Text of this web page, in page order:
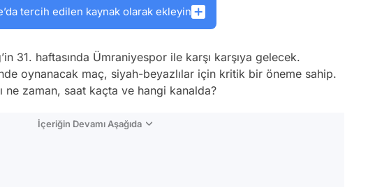
tercih edilen kaynak olarak ekleyin
31. haftasında Ümraniyespor ile karşı karşıya gelecek.
oynanacak maç, siyah-beyazlılar için kritik bir öneme sahip.
ne zaman, saat kaçta ve hangi kanalda?
İçeriğin Devamı Aşağıda